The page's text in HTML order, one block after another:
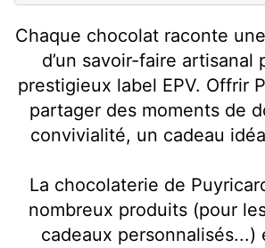
Chaque chocolat raconte
d’un savoir-faire artisanal
prestigieux label EPV. Offrir
partager des moments de
convivialité, un cadeau
La chocolaterie de
nombreux produits (pour
cadeaux personnalisés...)